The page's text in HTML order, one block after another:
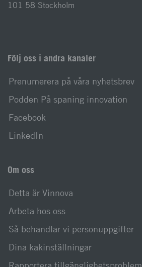
101 58 Stockholm
Följ oss i andra kanaler
Prenumerera på våra nyhetsbrev
Podden På spaning innovation
Facebook
LinkedIn
Om oss
Detta är Vinnova
Arbeta hos oss
Så behandlar vi personuppgifter
Dina kakinställningar